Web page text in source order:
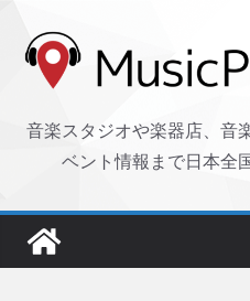
音楽スタジオや楽器店、音
ベント情報まで日本全